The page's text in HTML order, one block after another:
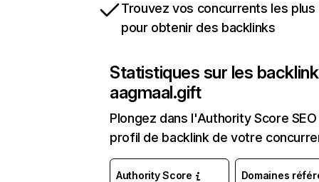
Trouvez vos concurrents les
pour obtenir des backlinks
Statistiques sur les
aagmaal.gift
Plongez dans l'Authority Score
profil de backlink de votre
Authority Score Domaines